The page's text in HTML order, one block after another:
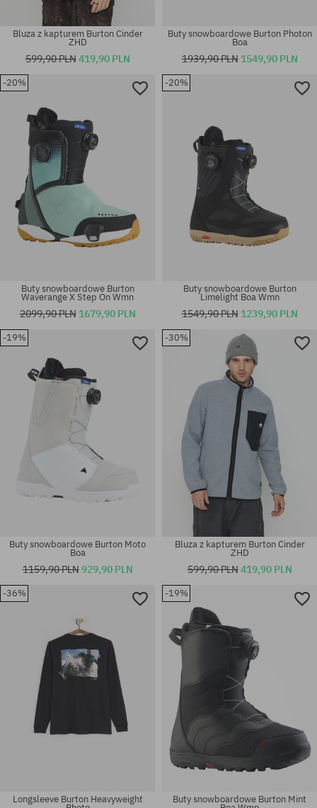
Dostępne rozmiary:
Dostępne rozmiary:
Dostępne rozmiary:
Bluza z kapturem Burton Cinder
ZHD
599,90 PLN419,90 PLN
Dostępne rozmiary:
Buty snowboardowe Burton Photon
Boa
1939,90 PLN 1549,90 PLN
-20%
Dostępne rozmiary:
Buty snowboardowe Burton
Waverange X Step On Wmn
2099,90 PLN 1679,90 PLN
-20%
Dostępne rozmiary:
39; 40.5
Buty snowboardowe Burton
Limelight Boa Wmn
1549,90 PLN 1239,90 PLN
-19%
Buty snowboardowe Burton Moto
Boa
1159,90 PLN929,90 PLN
-30%
Bluza z kapturem Burton Cinder
ZHD
599,90 PLN419,90 PLN
-36%
Longsleeve Burton Heavyweight
-19%
Buty snowboardowe Burton Mint